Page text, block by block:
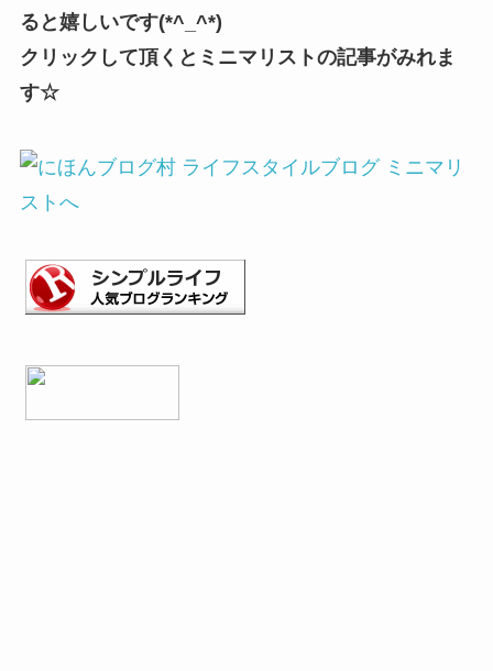
ると嬉しいです(*^_^*)
クリックして頂くとミニマリストの記事がみれま
す☆